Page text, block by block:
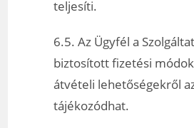
teljesíti.
6.5. Az Ügyfél a
biztosított fizetési
átvételi lehetőségekről
tájékozódhat.